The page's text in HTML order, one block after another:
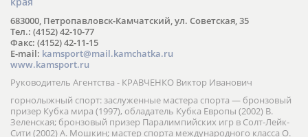
683000, Петропавловск-Камчатский, ул. Советская, 35
Тел.: (4152) 42-10-77
Факс: (4152) 42-11-15
E-mail: kamsport@mail.kamchatka.ru
www.kamsport.ru
Руководитель Агентства - КРАВЧЕНКО Виктор Иванович
горнолыжный спорт: заслуженные мастера спорта — бронзовый
призер Кубка мира (1997), обладатель Кубка Европы (2002) В.
Зеленская; бронзовый призер Паралимпийских игр в Солт-Лейк-
Сити (2002) А. Мошкин; мастер спорта международного класса О.